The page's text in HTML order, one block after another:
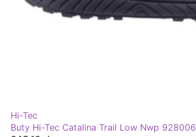
Hi-Tec
Buty Hi-Tec Catalina Trail Low Nwp